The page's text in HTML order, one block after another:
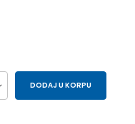
DODAJ U KORPU